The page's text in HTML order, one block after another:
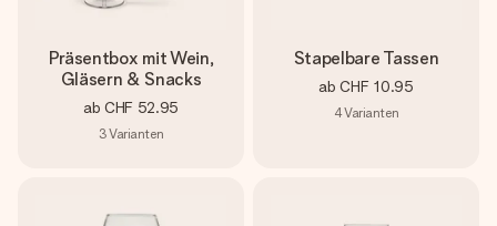
Präsentbox mit Wein,
Gläsern & Snacks
ab CHF 52.95
3Varianten
Stapelbare Tassen
ab CHF 10.95
4Varianten